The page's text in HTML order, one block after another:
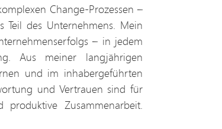
Change-Prozessen –
des Unternehmens. Mein
– in jedem
Aus meiner langjährigen
und im inhabergeführten
und Vertrauen sind für
Zusammenarbeit.